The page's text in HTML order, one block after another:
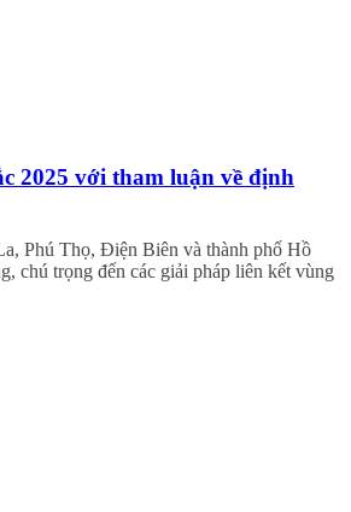
2025 với tham luận về định
Phú Thọ, Điện Biên và thành phố Hồ
chú trọng đến các giải pháp liên kết vùng